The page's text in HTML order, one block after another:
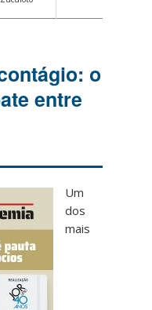
o
entre
Um
dos
mais